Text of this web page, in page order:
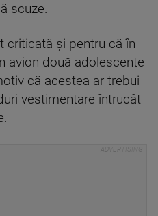
scuze.
criticată şi pentru că în
avion două adolescente
că acestea ar trebui
vestimentare întrucât